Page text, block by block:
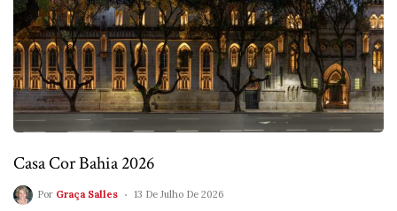
Casa Cor Bahia 2026
Por Graça Salles 13 De Julho De 2026